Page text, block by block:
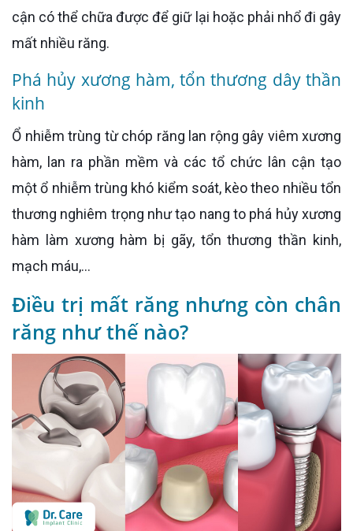
cận có thể chữa được để giữ lại hoặc phải nhổ đi gây
mất nhiều răng.
Phá hủy xương hàm, tổn thương dây thần
kinh
Ổ nhiễm trùng từ chóp răng lan rộng gây viêm xương
hàm, lan ra phần mềm và các tổ chức lân cận tạo
một ổ nhiễm trùng khó kiểm soát, kèo theo nhiều tổn
thương nghiêm trọng như tạo nang to phá hủy xương
hàm làm xương hàm bị gãy, tổn thương thần kinh,
mạch máu,...
Điều trị mất răng nhưng còn chân
răng như thế nào?